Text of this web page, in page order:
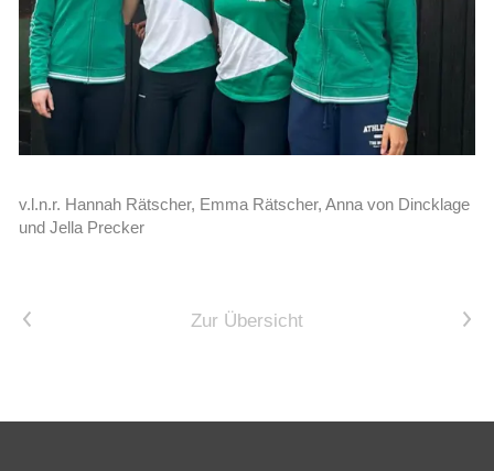
v.l.n.r. Hannah Rätscher, Emma Rätscher, Anna von Dincklage
und Jella Precker
Vorheriger Artikel Zur Übersicht Nächster Artikel